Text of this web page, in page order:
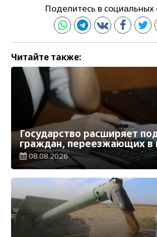
Поделитесь в социальных
Читайте также:
Государство расширяет
граждан, переезжающих в
регионы для работы
08.08.2026